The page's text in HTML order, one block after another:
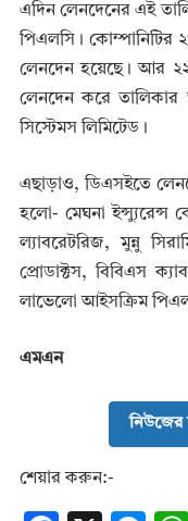
এদিন লেনদেনের এই
পিএলসি। কোম্পানিটির
লেনদেন হয়েছে। আর
লেনদেন করে তালিকার
সিস্টেমস লিমিটেড।
এছাড়াও, ডিএসইতে
হলো- মেঘনা ইন্স্যুরেন্স
ল্যাবরেটরিজ, মুন্নু
প্রোডাক্টস, বিবিএস
লাভেলো আইসক্রিম
এমএন
শেয়ার করুন:-